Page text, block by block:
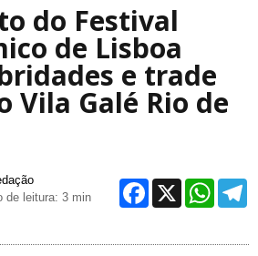
do Festival
de Lisboa
e trade
Vila Galé Rio de
de leitura: 3 min X